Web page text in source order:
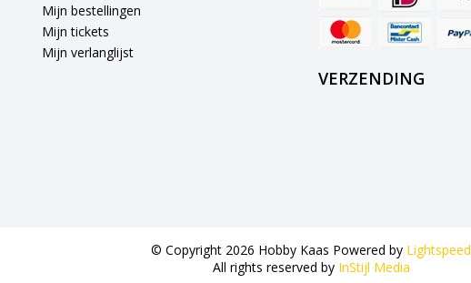
Mijn bestellingen
Mijn tickets
Mijn verlanglijst
VERZENDING
© Copyright 2026 Hobby Kaas Powered by Lightspeed
All rights reserved by InStijl Media